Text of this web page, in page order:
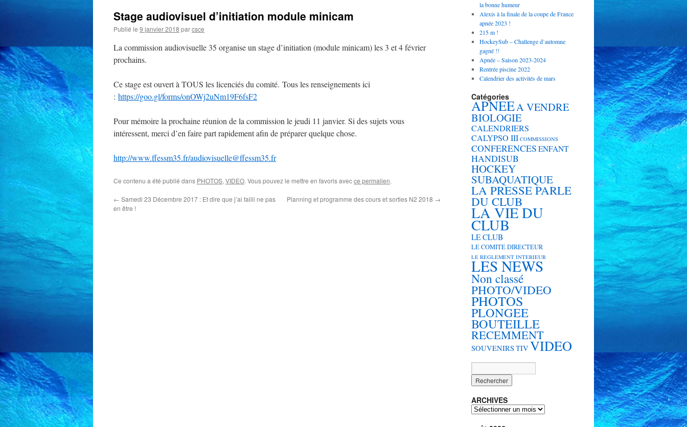
Stage audiovisuel d’initiation module minicam
Publié le 9 janvier 2018 parcsce
La commission audiovisuelle 35 organise un stage d’initiation (module minicam) les 3 et 4 février
prochains.
Ce stage est ouvert à TOUS les licenciés du comité. Tous les renseignements ici
: https://goo.gl/forms/onOWj2uNm19F6fsF2
Pour mémoire la prochaine réunion de la commission le jeudi 11 janvier. Si des sujets vous
intéressent, merci d’en faire part rapidement afin de préparer quelque chose.
http://www.ffessm35.fr/audiovisuelle@ffessm35.fr
Ce contenu a été publié dans PHOTOS, VIDEO. Vous pouvez le mettre en favoris avecce permalien.
← Samedi 23 Décembre 2017 : Et dire que j’ai failli ne pas
en être !
Planning et programme des cours et sorties N2 2018 →
la bonne humeur
Alexis à la finale de la coupe de France
apnée 2023 !
215 m !
HockeySub – Challenge d’automne
gagné !!
Apnée – Saison 2023-2024
Rentrée piscine 2022
Calendrier des activités de mars
Catégories
APNEEA VENDRE
BIOLOGIE
CALENDRIERS
CALYPSO III COMMISSIONS
CONFERENCES ENFANT
HANDISUB
HOCKEY
SUBAQUATIQUE
LA PRESSE PARLE
DU CLUB
LA VIE DU
CLUB
LE CLUB
LE COMITE DIRECTEUR
LE REGLEMENT INTERIEUR
LES NEWS
Non classé
PHOTO/VIDEO
PHOTOS
PLONGEE
BOUTEILLE
RECEMMENT
SOUVENIRSTIV VIDEO
ARCHIVES
ARCHIVES